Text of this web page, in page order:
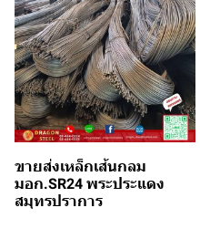
ขายส่งเหล็กเส้นกลม
มอก.SR24 พระประแดง
สมุทรปราการ